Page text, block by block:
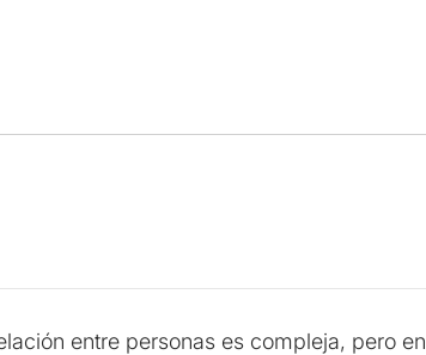
entre personas es compleja, pero en